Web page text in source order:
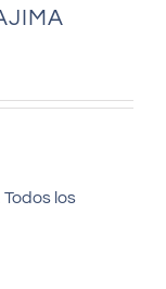
Todos los